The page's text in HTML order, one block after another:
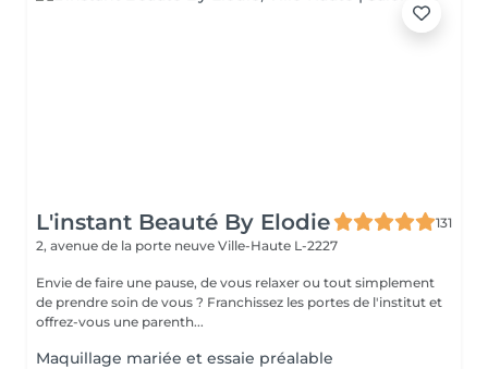
L'instant Beauté By Elodie
131
2, avenue de la porte neuve Ville-Haute L-2227
Envie de faire une pause, de vous relaxer ou tout simplement
de prendre soin de vous ? Franchissez les portes de l'institut et
offrez-vous une parenth...
Maquillage mariée et essaie préalable